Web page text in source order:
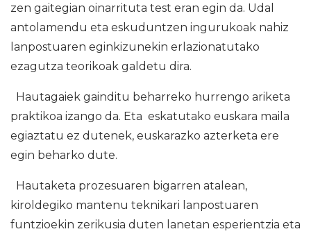
zen gaitegian oinarrituta test eran egin da. Udal
antolamendu eta eskuduntzen ingurukoak nahiz
lanpostuaren eginkizunekin erlazionatutako
ezagutza teorikoak galdetu dira.
Hautagaiek gainditu beharreko hurrengo ariketa
praktikoa izango da. Eta eskatutako euskara maila
egiaztatu ez dutenek, euskarazko azterketa ere
egin beharko dute.
Hautaketa prozesuaren bigarren atalean,
kiroldegiko mantenu teknikari lanpostuaren
funtzioekin zerikusia duten lanetan esperientzia eta